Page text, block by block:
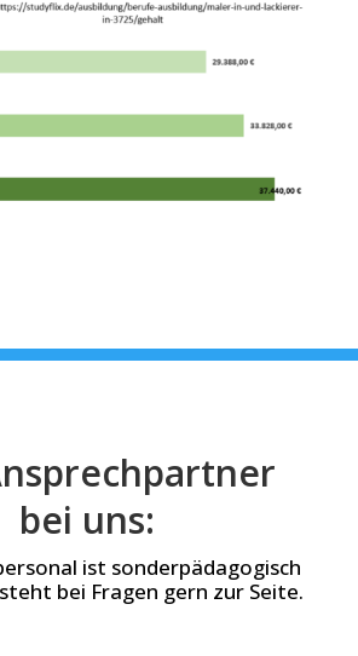
bei uns:
ist sonderpädagogisch
bei Fragen gern zur Seite.